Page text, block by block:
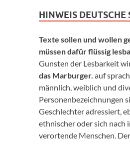
HINWEIS DEUTSCHE
Texte sollen und wollen
müssen dafür flüssig
Gunsten der Lesbarkeit
das Marburger. auf
männlich, weiblich und
Personenbezeichnungen
Geschlechter adressiert,
ethnischer oder sich
verortende Menschen.